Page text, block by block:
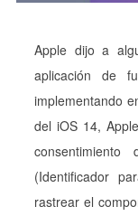
Apple dijo a
aplicación de
implementando
del iOS 14,
(Identificador
rastrear el